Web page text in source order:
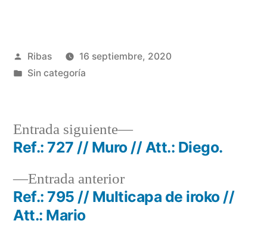
Publicado
por
Ribas
16 septiembre, 2020
Publicado
Sin categoría
Navegación
de
entradas
Entrada anteriorEntrada
anterior:
Ref.: 795 // Multicapa de iroko //
Att.: Mario
Entrada siguiente
Entrada
siguiente:
Ref.: 727 // Muro // Att.: Diego.